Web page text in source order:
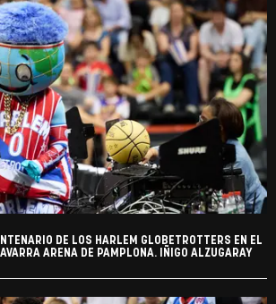
DE LOS HARLEM GLOBETROTTERS EN EL
ARENA DE PAMPLONA. IÑIGO ALZUGARAY